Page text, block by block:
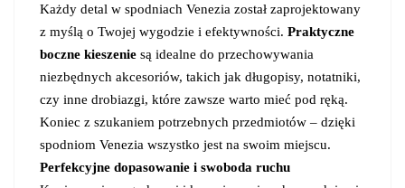
Każdy detal w spodniach Venezia został zaprojektowany
z myślą o Twojej wygodzie i efektywności. Praktyczne
boczne kieszenie są idealne do przechowywania
niezbędnych akcesoriów, takich jak długopisy, notatniki,
czy inne drobiazgi, które zawsze warto mieć pod ręką.
Koniec z szukaniem potrzebnych przedmiotów – dzięki
spodniom Venezia wszystko jest na swoim miejscu.
Perfekcyjne dopasowanie i swoboda ruchu